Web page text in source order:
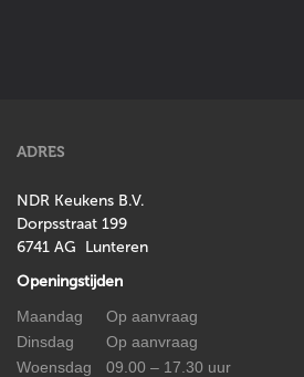
ADRES
NDR Keukens B.V.
Dorpsstraat 199
6741 AG Lunteren
Openingstijden
Maandag
Op aanvraag
Dinsdag
Op aanvraag
Woensdag
09.00 – 17.30 uur